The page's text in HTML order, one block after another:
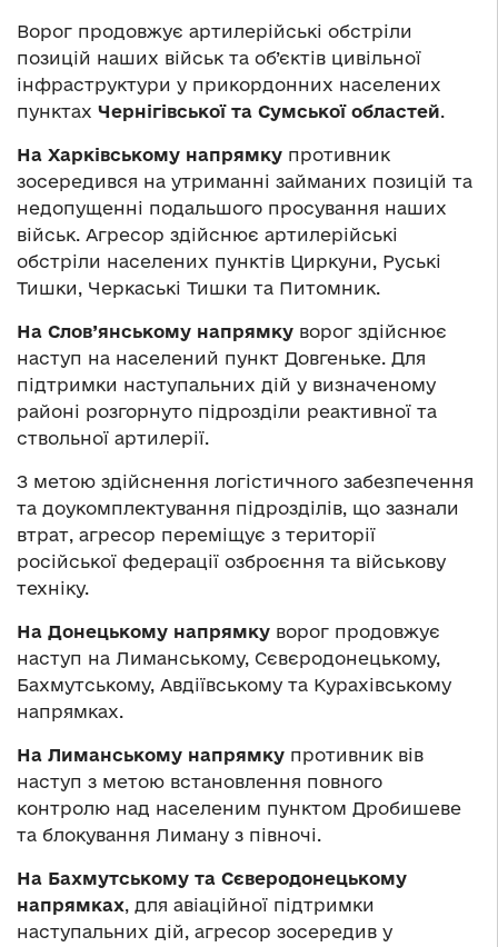
Ворог продовжує артилерійські обстріли
позицій наших військ та об’єктів цивільної
інфраструктури у прикордонних населених
пунктах Чернігівської та Сумської областей.
На Харківському напрямку противник
зосередився на утриманні займаних позицій та
недопущенні подальшого просування наших
військ. Агресор здійснює артилерійські
обстріли населених пунктів Циркуни, Руські
Тишки, Черкаські Тишки та Питомник.
На Слов’янському напрямку ворог здійснює
наступ на населений пункт Довгеньке. Для
підтримки наступальних дій у визначеному
районі розгорнуто підрозділи реактивної та
ствольної артилерії.
З метою здійснення логістичного забезпечення
та доукомплектування підрозділів, що зазнали
втрат, агресор переміщує з території
російської федерації озброєння та військову
техніку.
На Донецькому напрямку ворог продовжує
наступ на Лиманському, Сєвєродонецькому,
Бахмутському, Авдіївському та Курахівському
напрямках.
На Лиманському напрямку противник вів
наступ з метою встановлення повного
контролю над населеним пунктом Дробишеве
та блокування Лиману з півночі.
На Бахмутському та Сєверодонецькому
напрямках, для авіаційної підтримки
наступальних дій, агресор зосередив у